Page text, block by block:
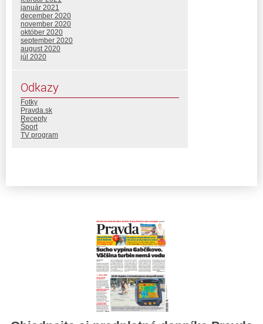
január 2021
december 2020
november 2020
október 2020
september 2020
august 2020
júl 2020
Odkazy
Fotky
Pravda.sk
Recepty
Šport
TV program